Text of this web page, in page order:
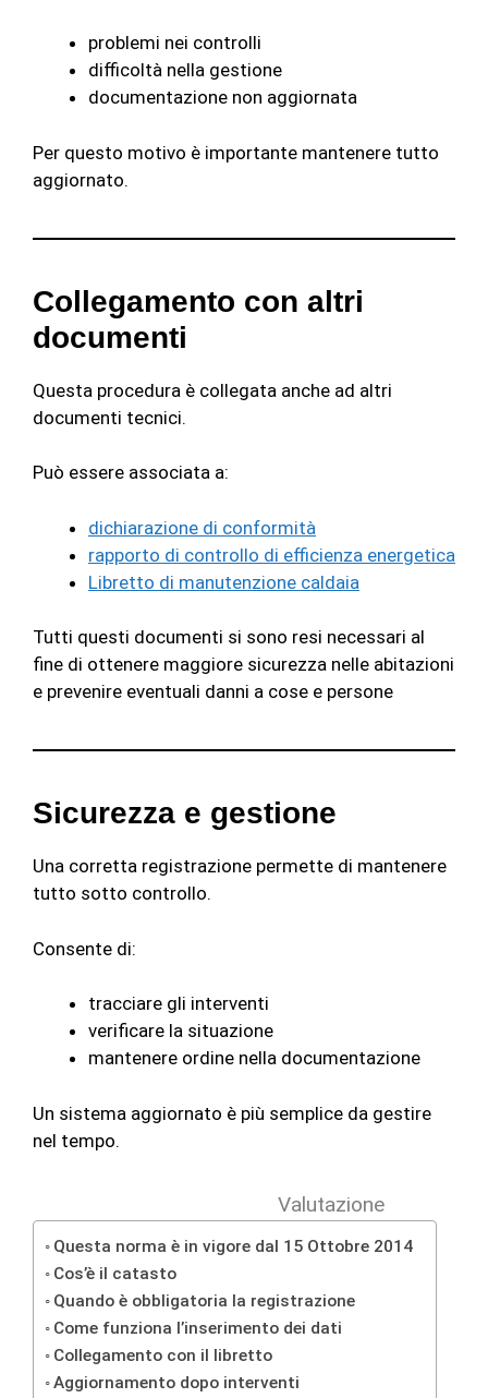
problemi nei controlli
difficoltà nella gestione
documentazione non aggiornata
Per questo motivo è importante mantenere tutto
aggiornato.
Collegamento con altri
documenti
Questa procedura è collegata anche ad altri
documenti tecnici.
Può essere associata a:
dichiarazione di conformità
rapporto di controllo di efficienza energetica
Libretto di manutenzione caldaia
Tutti questi documenti si sono resi necessari al
fine di ottenere maggiore sicurezza nelle abitazioni
e prevenire eventuali danni a cose e persone
Sicurezza e gestione
Una corretta registrazione permette di mantenere
tutto sotto controllo.
Consente di:
tracciare gli interventi
verificare la situazione
mantenere ordine nella documentazione
Un sistema aggiornato è più semplice da gestire
nel tempo.
Valutazione
Questa norma è in vigore dal 15 Ottobre 2014
Cos’è il catasto
Quando è obbligatoria la registrazione
Come funziona l’inserimento dei dati
Collegamento con il libretto
Aggiornamento dopo interventi